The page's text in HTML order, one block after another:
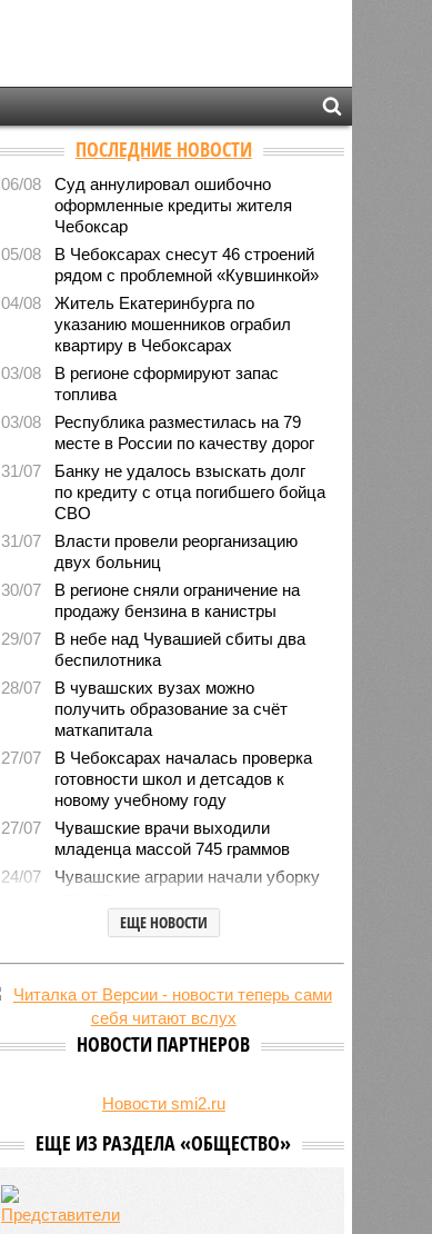
ПОСЛЕДНИЕ НОВОСТИ
06/08
Суд аннулировал ошибочно
оформленные кредиты жителя
Чебоксар
05/08
В Чебоксарах снесут 46 строений
рядом с проблемной «Кувшинкой»
04/08
Житель Екатеринбурга по
указанию мошенников ограбил
квартиру в Чебоксарах
03/08
В регионе сформируют запас
топлива
03/08
Республика разместилась на 79
месте в России по качеству дорог
31/07
Банку не удалось взыскать долг
по кредиту с отца погибшего бойца
СВО
31/07
Власти провели реорганизацию
двух больниц
30/07
В регионе сняли ограничение на
продажу бензина в канистры
29/07
В небе над Чувашией сбиты два
беспилотника
28/07
В чувашских вузах можно
получить образование за счёт
маткапитала
27/07
В Чебоксарах началась проверка
готовности школ и детсадов к
новому учебному году
27/07
Чувашские врачи выходили
младенца массой 745 граммов
24/07
Чувашские аграрии начали уборку
Минпромэнерго сообщило об
заправках
23/07
В Чувашии за 6 месяцев изъято
свыше 500 единиц оружия
ЕЩЕ НОВОСТИ
НОВОСТИ ПАРТНЕРОВ
Новости smi2.ru
ЕЩЕ ИЗ РАЗДЕЛА «ОБЩЕСТВО»